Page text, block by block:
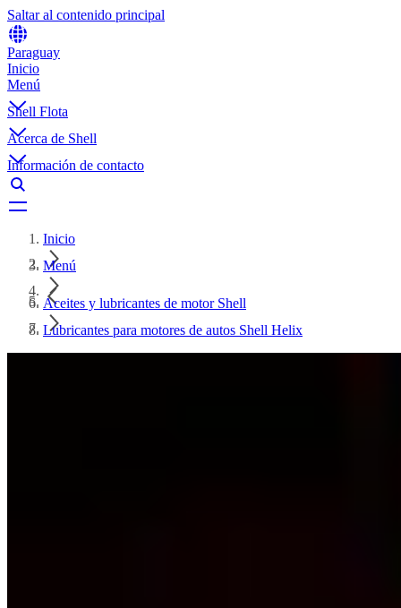
Saltar al contenido principal
Paraguay
Inicio
Menú
Shell Flota
Acerca de Shell
Información de contacto
Inicio
Menú
Aceites y lubricantes de motor Shell
Lubricantes para motores de autos Shell Helix